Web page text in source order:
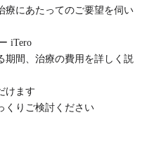
療にあたってのご要望を伺い
iTero
期間、治療の費用を詳しく説
けます
くりご検討ください